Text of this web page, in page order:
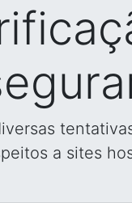
a sites